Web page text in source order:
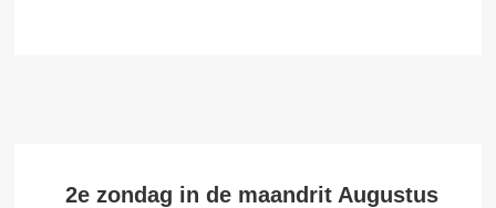
2e zondag in de maandrit Augustus